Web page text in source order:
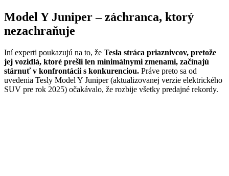
Model Y Juniper – záchranca, ktorý
nezachraňuje
Iní experti poukazujú na to, že Tesla stráca priaznivcov, pretože
jej vozidlá, ktoré prešli len minimálnymi zmenami, začínajú
stárnuť v konfrontácii s konkurenciou. Práve preto sa od
uvedenia Tesly Model Y Juniper (aktualizovanej verzie elektrického
SUV pre rok 2025) očakávalo, že rozbije všetky predajné rekordy.